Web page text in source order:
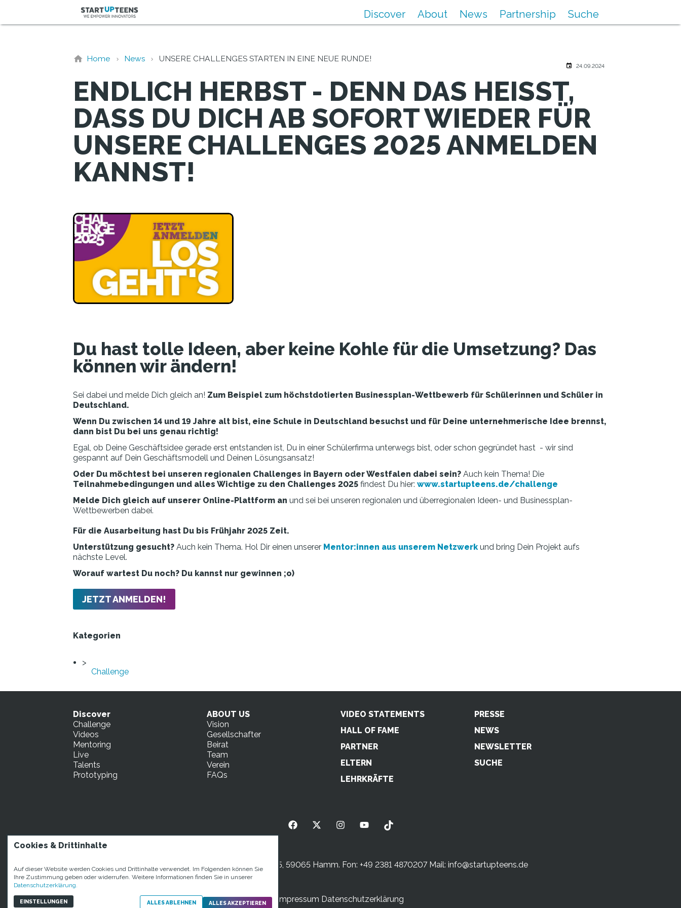
Discover About News Partnership Suche
Home News UNSERE CHALLENGES STARTEN IN EINE NEUE RUNDE!
24.09.2024
ENDLICH HERBST - DENN DAS HEISST,
DASS DU DICH AB SOFORT WIEDER FÜR
UNSERE CHALLENGES 2025 ANMELDEN
KANNST!
Du hast tolle Ideen, aber keine Kohle für die Umsetzung? Das
können wir ändern!
Sei dabei und melde Dich gleich an! Zum Beispiel zum höchstdotierten Businessplan-Wettbewerb für Schülerinnen und Schüler in
Deutschland.
Wenn Du zwischen 14 und 19 Jahre alt bist, eine Schule in Deutschland besuchst und für Deine unternehmerische Idee brennst,
dann bist Du bei uns genau richtig!
Egal, ob Deine Geschäftsidee gerade erst entstanden ist, Du in einer Schülerfirma unterwegs bist, oder schon gegründet hast - wir sind
gespannt auf Dein Geschäftsmodell und Deinen Lösungsansatz!
Oder Du möchtest bei unseren regionalen Challenges in Bayern oder Westfalen dabei sein? Auch kein Thema! Die
Teilnahmebedingungen und alles Wichtige zu den Challenges 2025 findest Du hier: www.startupteens.de/challenge
Melde Dich gleich auf unserer Online-Plattform an und sei bei unseren regionalen und überregionalen Ideen- und Businessplan-
Wettbewerben dabei.
Für die Ausarbeitung hast Du bis Frühjahr 2025 Zeit.
Unterstützung gesucht? Auch kein Thema. Hol Dir einen unserer Mentor:innen aus unserem Netzwerkund bring Dein Projekt aufs
nächste Level.
Worauf wartest Du noch? Du kannst nur gewinnen ;o)
JETZT ANMELDEN!
Kategorien
Challenge
Discover
Challenge
Videos
Mentoring
Live
Talents
Prototyping
ABOUT US
Vision
Gesellschafter
Beirat
Team
Verein
FAQs
VIDEO STATEMENTS
HALL OF FAME
PARTNER
ELTERN
LEHRKRÄFTE
PRESSE
NEWS
NEWSLETTER
SUCHE
STARTUP TEENS Münsterstraße 5, 59065 Hamm. Fon: +49 2381 4870207 Mail: info@startupteens.de
Impressum Datenschutzerklärung
Cookies & Drittinhalte
Auf dieser Website werden Cookies und Drittinhalte verwendet. Im Folgenden können Sie
Ihre Zustimmung geben oder widerrufen. Weitere Informationen finden Sie in unserer
Datenschutzerklärung.
EINSTELLUNGEN ALLES ABLEHNEN ALLES AKZEPTIEREN